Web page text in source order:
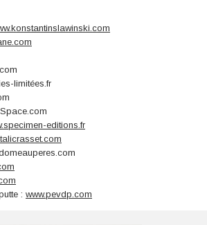
limitées.fr
editions.fr
: www.pevdp.com